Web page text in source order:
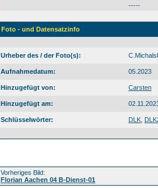
-----
Foto - und Datensatzinfo
Urheber des / der Foto(s):
Aufnahmedatum: 05.2023
Hinzugefügt von: Carsten
Hinzugefügt am:
Schlüsselwörter: DLK
Vorheriges Bild:
Florian Aachen 04 B-Dienst-01